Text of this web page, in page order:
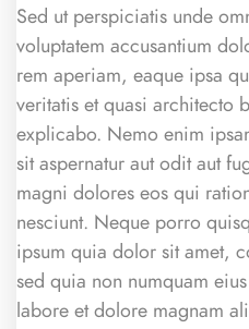
Sed ut perspiciatis unde
voluptatem accusantium
rem aperiam, eaque ipsa
veritatis et quasi architecto
explicabo. Nemo enim
sit aspernatur aut odit aut
magni dolores eos qui
nesciunt. Neque porro
ipsum quia dolor sit amet,
sed quia non numquam
labore et dolore magnam